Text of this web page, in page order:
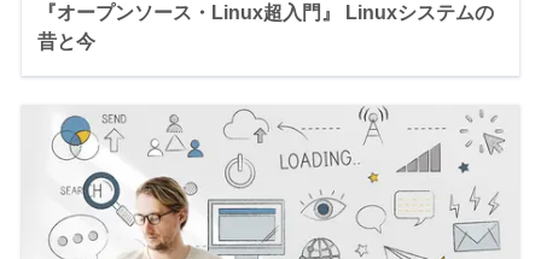
『オープンソース・Linux超入門』 Linuxシステムの
昔と今